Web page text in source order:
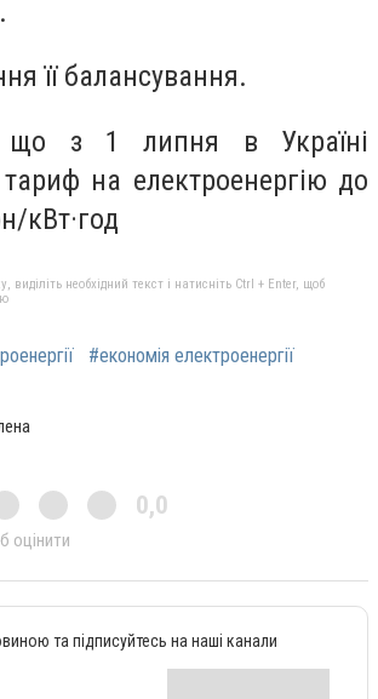
її балансування.
що з 1 липня в Україні
на електроенергію до
кВт·год
необхідний текст і натисніть Ctrl + Enter, щоб
#економія електроенергії
0,0
оцінити
та підписуйтесь на наші канали